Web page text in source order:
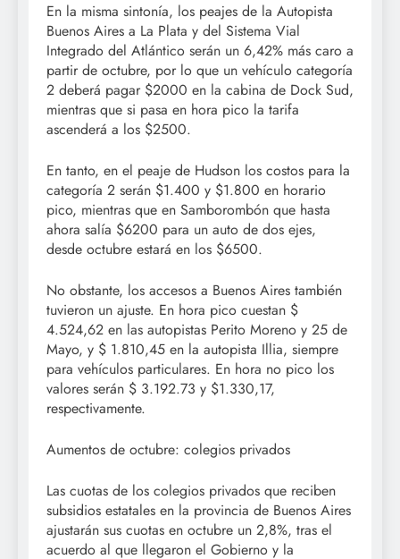
En la misma sintonía, los peajes de la Autopista
Buenos Aires a La Plata y del Sistema Vial
Integrado del Atlántico serán un 6,42% más caro a
partir de octubre, por lo que un vehículo categoría
2 deberá pagar $2000 en la cabina de Dock Sud,
mientras que si pasa en hora pico la tarifa
ascenderá a los $2500.
En tanto, en el peaje de Hudson los costos para la
categoría 2 serán $1.400 y $1.800 en horario
pico, mientras que en Samborombón que hasta
ahora salía $6200 para un auto de dos ejes,
desde octubre estará en los $6500.
No obstante, los accesos a Buenos Aires también
tuvieron un ajuste. En hora pico cuestan $
4.524,62 en las autopistas Perito Moreno y 25 de
Mayo, y $ 1.810,45 en la autopista Illia, siempre
para vehículos particulares. En hora no pico los
valores serán $ 3.192.73 y $1.330,17,
respectivamente.
Aumentos de octubre: colegios privados
Las cuotas de los colegios privados que reciben
subsidios estatales en la provincia de Buenos Aires
ajustarán sus cuotas en octubre un 2,8%, tras el
acuerdo al que llegaron el Gobierno y la